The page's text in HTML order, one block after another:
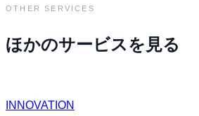
OTHER SERVICES
ほかのサービスを見る
INNOVATION